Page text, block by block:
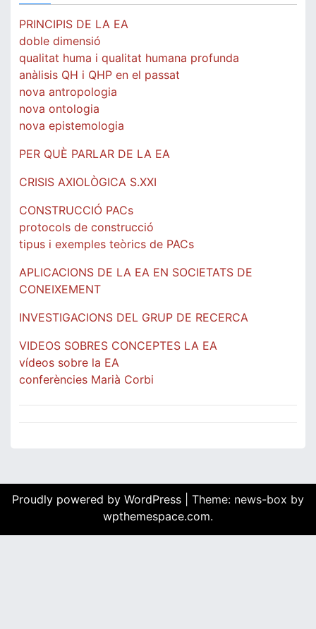
PRINCIPIS DE LA EA
doble dimensió
qualitat huma i qualitat humana profunda
anàlisis QH i QHP en el passat
nova antropologia
nova ontologia
nova epistemologia
PER QUÈ PARLAR DE LA EA
CRISIS AXIOLÒGICA S.XXI
CONSTRUCCIÓ PACs
protocols de construcció
tipus i exemples teòrics de PACs
APLICACIONS DE LA EA EN SOCIETATS DE
CONEIXEMENT
INVESTIGACIONS DEL GRUP DE RECERCA
VIDEOS SOBRES CONCEPTES LA EA
vídeos sobre la EA
conferències Marià Corbi
Proudly powered by WordPress
Theme: news-box by
wpthemespace.com.